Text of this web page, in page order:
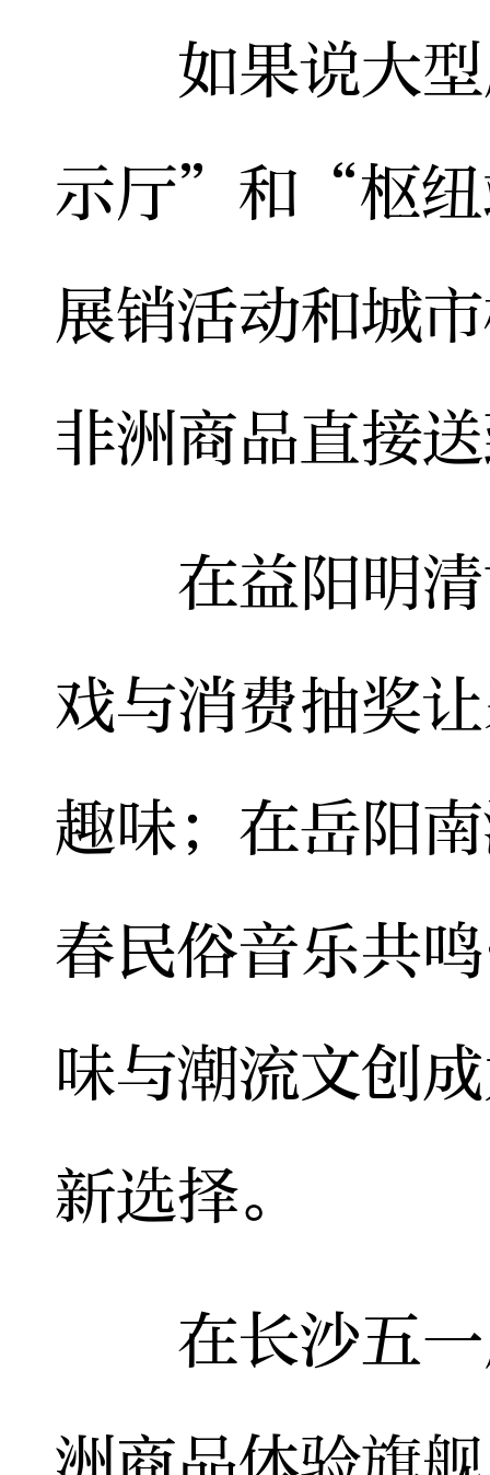
如果说大型
示厅”和“枢纽
展销活动和城
非洲商品直接
在益阳明清
戏与消费抽奖
趣味；在岳阳
春民俗音乐共
味与潮流文创
新选择。
在长沙五一